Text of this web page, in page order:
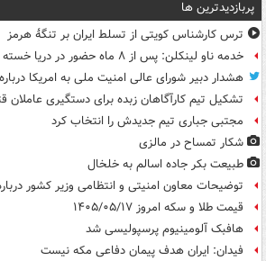
پربازدیدترین ها
ترس کارشناس کویتی از تسلط ایران بر تنگۀ هرمز
خدمه ناو لینکلن: پس از ۸ ماه حضور در دریا خسته و درمانده‌ شدیم
هشدار دبیر شورای عالی امنیت ملی به امریکا
تشکیل تیم کارآگاهان زبده برای دستگیری عاملان
مجتبی جباری تیم جدیدش را انتخاب کرد
شکار تمساح در مالزی
طبیعت بکر جاده اسالم به خلخال
توضیحات معاون امنیتی و انتظامی وزیر کشور
قیمت طلا و سکه امروز ۱۴۰۵/۰۵/۱۷
هافبک آلومینیوم پرسپولیسی شد
فیدان: ایران هدف پیمان دفاعی مکه نیست